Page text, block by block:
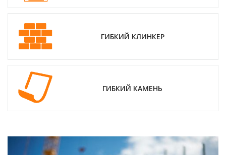
ГИБКИЙ КЛИНКЕР
ГИБКИЙ КАМЕНЬ